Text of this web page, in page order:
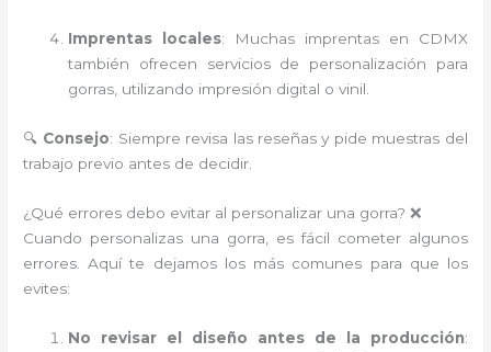
Imprentas locales: Muchas imprentas en CDMX
también ofrecen servicios de personalización para
gorras, utilizando impresión digital o vinil.
🔍 Consejo: Siempre revisa las reseñas y pide muestras del
trabajo previo antes de decidir.
¿Qué errores debo evitar al personalizar una gorra? ❌
Cuando personalizas una gorra, es fácil cometer algunos
errores. Aquí te dejamos los más comunes para que los
evites:
No revisar el diseño antes de la producción: